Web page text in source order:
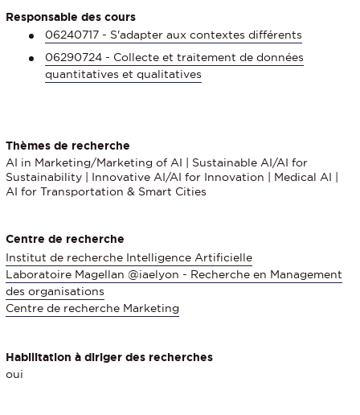
Responsable des cours
06240717 - S'adapter aux contextes différents
06290724 - Collecte et traitement de données
quantitatives et qualitatives
Thèmes de recherche
AI in Marketing/Marketing of AI | Sustainable AI/AI for
Sustainability | Innovative AI/AI for Innovation | Medical AI |
AI for Transportation & Smart Cities
Centre de recherche
Institut de recherche Intelligence Artificielle
Laboratoire Magellan @iaelyon - Recherche en Management
des organisations
Centre de recherche Marketing
Habilitation à diriger des recherches
oui